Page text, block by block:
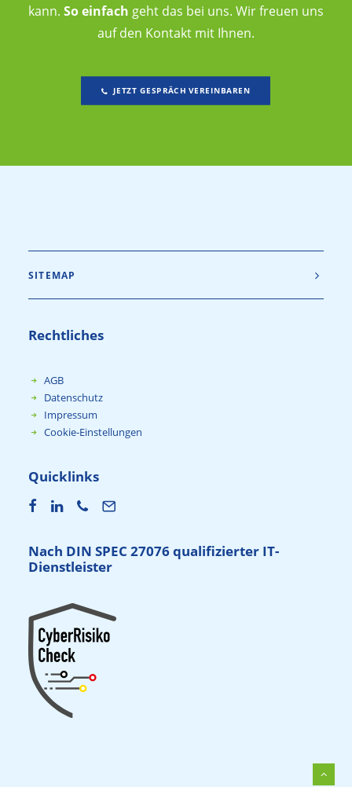
kann. So einfach geht das bei uns. Wir freuen uns
auf den Kontakt mit Ihnen.
JETZT GESPRÄCH VEREINBAREN
SITEMAP
Rechtliches
AGB
Datenschutz
Impressum
Cookie-Einstellungen
Quicklinks
Nach DIN SPEC 27076 qualifizierter IT-
Dienstleister